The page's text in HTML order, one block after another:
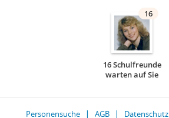
16
16 Schulfreunde
warten auf Sie
Personensuche AGB Datenschutz